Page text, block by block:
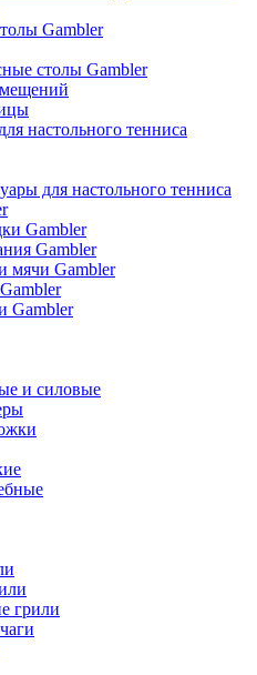
Gambler
столы Gambler
настольного тенниса
для настольного тенниса
Gambler
Gambler
мячи Gambler
Gambler
и силовые
грили